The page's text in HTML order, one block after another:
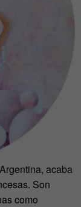
acaba
Son
como